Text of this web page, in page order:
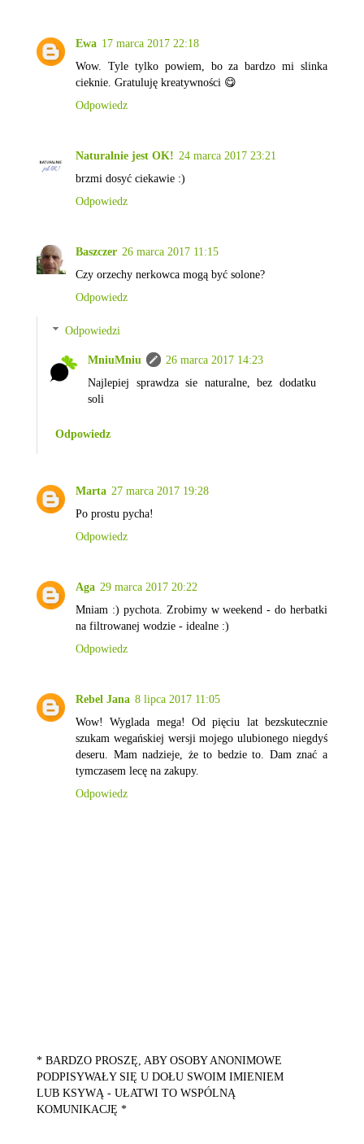
Ewa 17 marca 2017 22:18
Wow. Tyle tylko powiem, bo za bardzo mi slinka
cieknie. Gratuluję kreatywności 😋
Odpowiedz
Naturalnie jest OK! 24 marca 2017 23:21
brzmi dosyć ciekawie :)
Odpowiedz
Baszczer 26 marca 2017 11:15
Czy orzechy nerkowca mogą być solone?
Odpowiedz
Odpowiedzi
MniuMniu
26 marca 2017 14:23
Najlepiej sprawdza sie naturalne, bez dodatku
soli
Odpowiedz
Marta 27 marca 2017 19:28
Po prostu pycha!
Odpowiedz
Aga 29 marca 2017 20:22
Mniam :) pychota. Zrobimy w weekend - do herbatki
na filtrowanej wodzie - idealne :)
Odpowiedz
Rebel Jana 8 lipca 2017 11:05
Wow! Wyglada mega! Od pięciu lat bezskutecznie
szukam wegańskiej wersji mojego ulubionego niegdyś
deseru. Mam nadzieje, że to bedzie to. Dam znać a
tymczasem lecę na zakupy.
Odpowiedz
* BARDZO PROSZĘ, ABY OSOBY ANONIMOWE
PODPISYWAŁY SIĘ U DOŁU SWOIM IMIENIEM
LUB KSYWĄ - UŁATWI TO WSPÓLNĄ
KOMUNIKACJĘ *